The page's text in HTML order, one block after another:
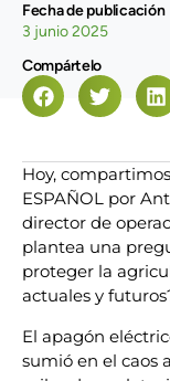
Fecha de publicación
3 junio 2025
Compártelo
Hoy,
ESPAÑOL por
director de
plantea una
proteger la
actuales y
El apagón
sumió en el caos